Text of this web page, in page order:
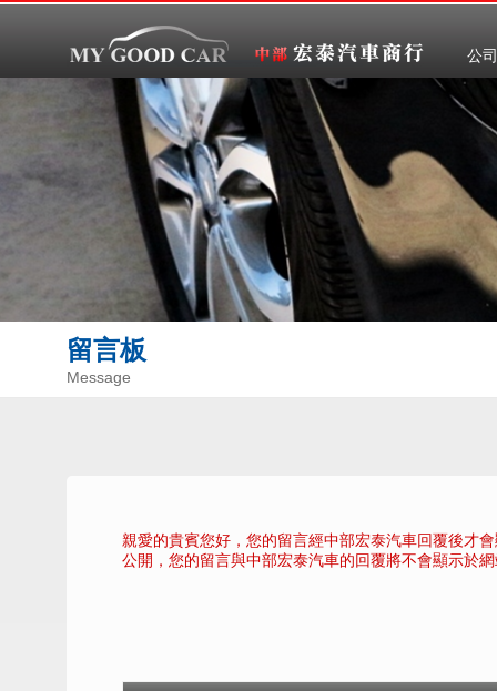
公
留言板
Message
親愛的貴賓您好，您的留言經中部宏泰汽車回覆後才
公開，您的留言與中部宏泰汽車的回覆將不會顯示於